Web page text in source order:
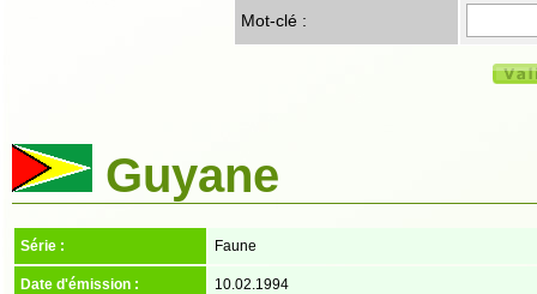
Mot-clé :
Guyane
Série : Faune
Date d'émission : 10.02.1994